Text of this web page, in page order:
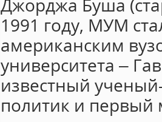
Джорджа Буша
1991 году, МУМ
американским
университета –
известный
политик и первый